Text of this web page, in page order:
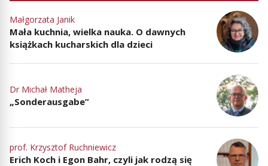
Małgorzata Janik
Mała kuchnia, wielka nauka. O dawnych
książkach kucharskich dla dzieci
Dr Michał Matheja
„Sonderausgabe”
prof. Krzysztof Ruchniewicz
Erich Koch i Egon Bahr, czyli jak rodzą się